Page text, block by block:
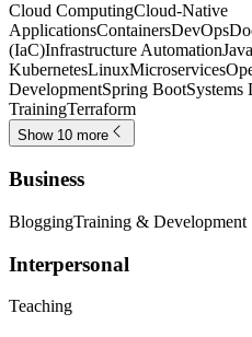
Cloud ComputingCloud-Native
ApplicationsContainersDevOps
(IaC)Infrastructure AutomationJava
KubernetesLinuxMicroservices
DevelopmentSpring BootSystems
TrainingTerraform
Show 10 more
Business
BloggingTraining & Development
Interpersonal
Teaching